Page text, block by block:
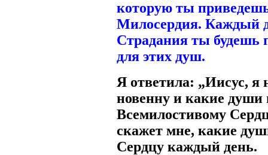
которую ты
Милосердия. Каждый
Страдания ты будешь
для этих душ.
Я ответила: „Иисус, я
новенну и какие души
Всемилостивому
скажет мне, какие
Сердцу каждый день.